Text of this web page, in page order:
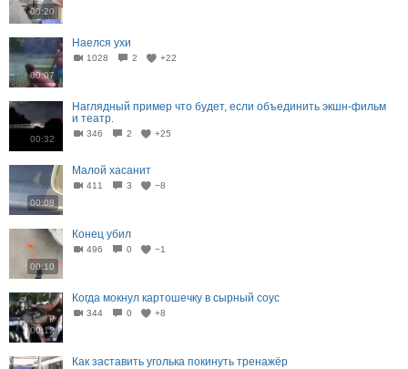
00:20
00:07
Наелся ухи
1028 2 +22
00:32
Наглядный пример что будет, если объединить экшн-фильм
и театр.
346 2 +25
00:08
Малой хасанит
411 3 −8
00:10
Конец убил
496 0 −1
00:12
Когда мокнул картошечку в сырный соус
344 0 +8
Как заставить уголька покинуть тренажёр